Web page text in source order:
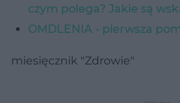
czym polega? Jakie są
OMDLENIA - pierwsza
miesięcznik "Zdrowie"